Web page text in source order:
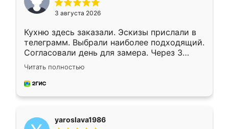
3 августа 2026
Кухню здесь заказали. Эскизы прислали в
телеграмм. Выбрали наиболее подходящий.
Согласовали день для замера. Через 3
недели кухня была уже готова. Остались
довольны работой. Спасибо Ренессанс
мебель за качественную работу!
Читать полностью
yaroslava1986